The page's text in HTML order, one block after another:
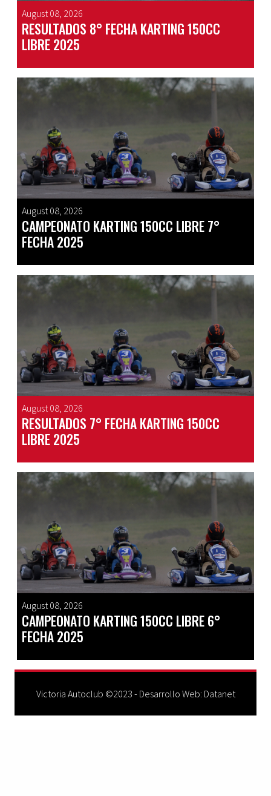
August 08, 2026
RESULTADOS 8° FECHA KARTING 150CC
LIBRE 2025
August 08, 2026
CAMPEONATO KARTING 150CC LIBRE 7°
FECHA 2025
August 08, 2026
RESULTADOS 7° FECHA KARTING 150CC
LIBRE 2025
August 08, 2026
CAMPEONATO KARTING 150CC LIBRE 6°
FECHA 2025
Victoria Autoclub ©2023 - Desarrollo Web: Datanet